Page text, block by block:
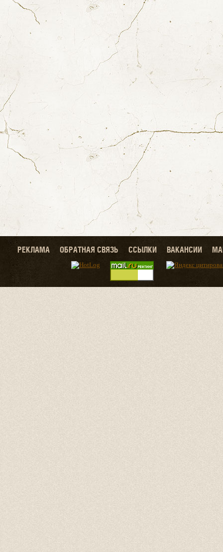
РЕКЛАМА ОБРАТНАЯ СВЯЗЬ ССЫЛКИ ВАКАНСИИ